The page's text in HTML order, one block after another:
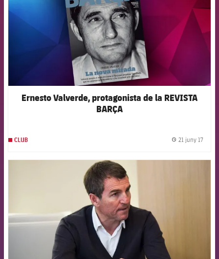
Ernesto Valverde, protagonista de la REVISTA
BARÇA
CLUB 21 juny 17
FCB Barcelona badge